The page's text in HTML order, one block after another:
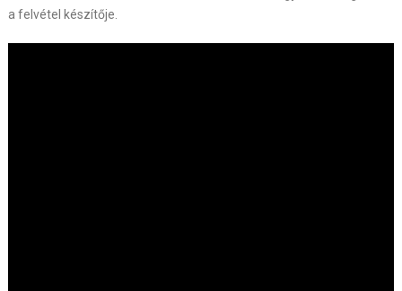
a felvétel készítője.